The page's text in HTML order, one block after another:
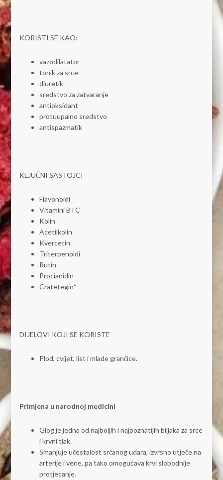
KORISTI SE KAO:
vazodilatator
tonik za srce
diuretik
sredstvo za zatvaranje
antioksidant
protuupalno sredstvo
antispazmatik
KLJUČNI SASTOJCI
Flavonoidi
Vitamini B i C
Kolin
Acetilkolin
Kvercetin
Triterpenoidi
Rutin
Procianidin
Cratetegin*
DIJELOVI KOJI SE KORISTE
Plod, cvijet, list i mlade grančice.
Primjena u narodnoj medicini
Glog je jedna od najboljih i najpoznatijih biljaka za srce
i krvni tlak.
Smanjuje učestalost srčanog udara, izvrsno utječe na
arterije i vene, pa tako omogućava krvi slobodnije
protjecanje.